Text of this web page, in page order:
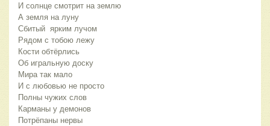
И солнце смотрит на землю
А земля на луну
Сбитый ярким лучом
Рядом с тобою лежу
Кости обтёрлись
Об игральную доску
Мира так мало
И с любовью не просто
Полны чужих слов
Карманы у демонов
Потрёпаны нервы